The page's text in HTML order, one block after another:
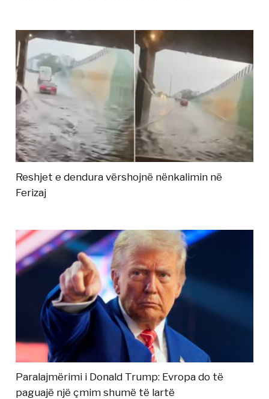
Reshjet e dendura vërshojnë nënkalimin në
Ferizaj
Paralajmërimi i Donald Trump: Evropa do të
paguajë një çmim shumë të lartë